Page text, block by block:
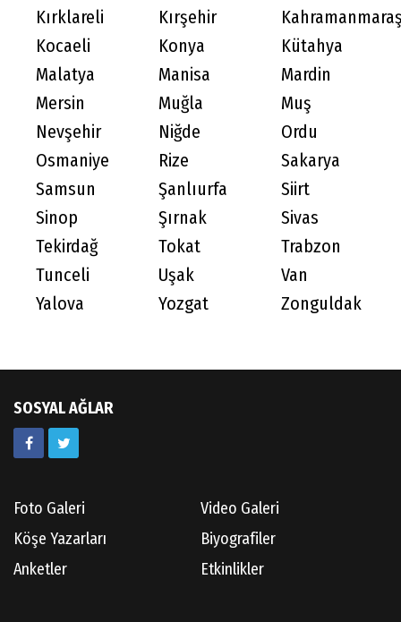
Kırklareli
Kırşehir
Kocaeli
Konya
Kütahya
Malatya
Manisa
Mardin
Mersin
Muğla
Muş
Nevşehir
Niğde
Ordu
Osmaniye
Rize
Sakarya
Samsun
Şanlıurfa
Siirt
Sinop
Şırnak
Sivas
Tekirdağ
Tokat
Trabzon
Tunceli
Uşak
Van
Yalova
Yozgat Zonguldak
SOSYAL AĞLAR
Foto Galeri
Video Galeri
Köşe Yazarları
Biyografiler
Anketler
Etkinlikler